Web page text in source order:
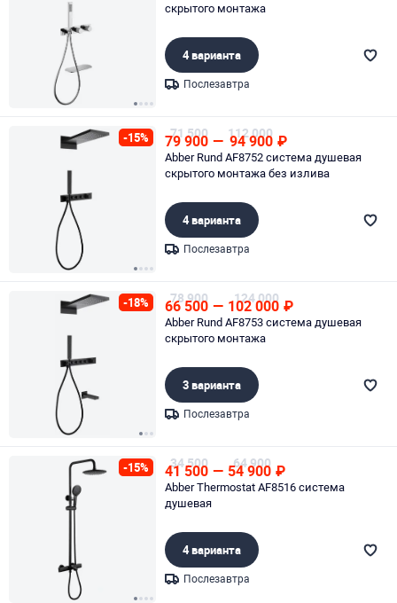
скрытого монтажа
4 варианта
Послезавтра
-15% 71 500
79 900 — 112 000
94 900 ₽
Abber Rund AF8752 система душевая
скрытого монтажа без излива
4 варианта
Послезавтра
-18% 78 900
66 500 — 124 000
102 000 ₽
Abber Rund AF8753 система душевая
скрытого монтажа
3 варианта
Послезавтра
-15% 34 500
41 500 — 64 900
54 900 ₽
Abber Thermostat AF8516 система
душевая
4 варианта
Послезавтра